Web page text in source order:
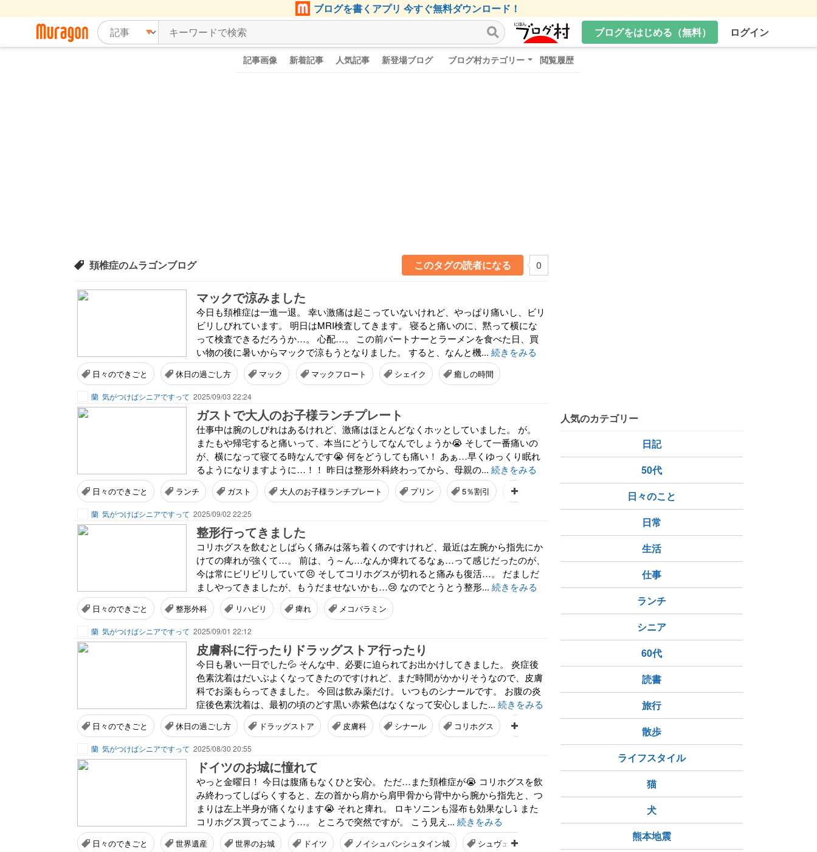
ブログを書くアプリ 今すぐ無料ダウンロード！
ブログをはじめる（無料）
ログイン
記事画像 新着記事 人気記事 新登場ブログ ブログ村カテゴリー 閲覧履歴
頚椎症のムラゴンブログ このタグの読者になる 0
マックで涼みました
今日も頚椎症は一進一退。 幸い激痛は起こっていないけれど、やっぱり痛いし、ビリ
ビリしびれています。 明日はMRI検査してきます。 寝ると痛いのに、黙って横にな
って検査できるだろうか…。 心配…。 この前パートナーとラーメンを食べた日、買
い物の後に暑いからマックで涼もうとなりました。 すると、なんと機... 続きをみる
日々のできごと 休日の過ごし方 マック マックフロート シェイク 癒しの時間
蘭 気がつけばシニアですって 2025/09/03 22:24
ガストで大人のお子様ランチプレート
仕事中は腕のしびれはあるけれど、激痛はほとんどなくホッとしていました。 が。
またもや帰宅すると痛いって、本当にどうしてなんでしょうか😭 そして一番痛いの
が、横になって寝てる時なんです😭 何をどうしても痛い！ あぁ…早くゆっくり眠れ
るようになりますように…！！ 昨日は整形外科終わってから、母親の... 続きをみる
日々のできごと ランチ ガスト 大人のお子様ランチプレート プリン 5％割引
蘭 気がつけばシニアですって 2025/09/02 22:25
整形行ってきました
コリホグスを飲むとしばらく痛みは落ち着くのですけれど、最近は左腕から指先にか
けての痺れが強くて…。 前は、う～ん…なんか痺れてるなぁ…って感じだったのが、
今は常にビリビリしていて😣 そしてコリホグスが切れると痛みも復活…。 だましだ
ましやってきましたが、もうだませないかも…😢 なのでとうとう整形... 続きをみる
日々のできごと 整形外科 リハビリ 痺れ メコバラミン
蘭 気がつけばシニアですって 2025/09/01 22:12
皮膚科に行ったりドラッグストア行ったり
今日も暑い一日でした💦 そんな中、必要に迫られてお出かけしてきました。 炎症後
色素沈着はだいぶよくなってきたのですけれど、まだ時間がかかりそうなので、皮膚
科でお薬もらってきました。 今回は飲み薬だけ。 いつものシナールです。 お腹の炎
症後色素沈着は、最初の頃のどす黒い赤紫色はなくなって安心しました... 続きをみる
日々のできごと 休日の過ごし方 ドラッグストア 皮膚科 シナール コリホグス 炎症後色素沈着
蘭 気がつけばシニアですって 2025/08/30 20:55
ドイツのお城に憧れて
やっと金曜日！ 今日は腹痛もなくひと安心。 ただ…また頚椎症が😭 コリホグスを飲
み終わってしばらくすると、左の首から肩から肩甲骨から背中から腕から指先と、つ
まりは左上半身が痛くなります😭 それと痺れ。 ロキソニンも湿布も効果なし⤵️ また
コリホグス買ってこよう…。 ところで突然ですが。 こう見え... 続きをみる
日々のできごと 世界遺産 世界のお城 ドイツ ノイシュバンシュタイン城 シュヴェリーン城 お城
人気のカテゴリー
日記
50代
日々のこと
日常
生活
仕事
ランチ
シニア
60代
読書
旅行
散歩
ライフスタイル
猫
犬
熊本地震